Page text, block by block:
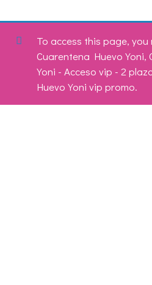
To access this page,
Cuarentena Huevo Yoni,
Yoni - Acceso vip - 2
Huevo Yoni vip promo.